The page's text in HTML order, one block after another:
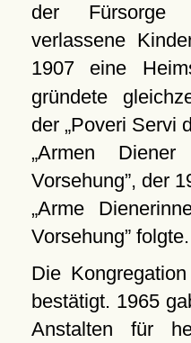
der Fürsorge
verlassene
1907 eine
gründete
der Poveri Servi
Armen
Vorsehung , der
Arme
Vorsehung folgte.
Die
bestätigt. 1965
Anstalten für